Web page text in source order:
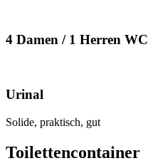
4 Damen / 1 Herren WC
Urinal
Solide, praktisch, gut
Toilettencontainer